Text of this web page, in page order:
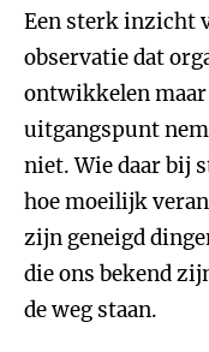
Een sterk inzicht
observatie dat
ontwikkelen maar
uitgangspunt
niet. Wie daar bij
hoe moeilijk
zijn geneigd
die ons bekend
de weg staan.